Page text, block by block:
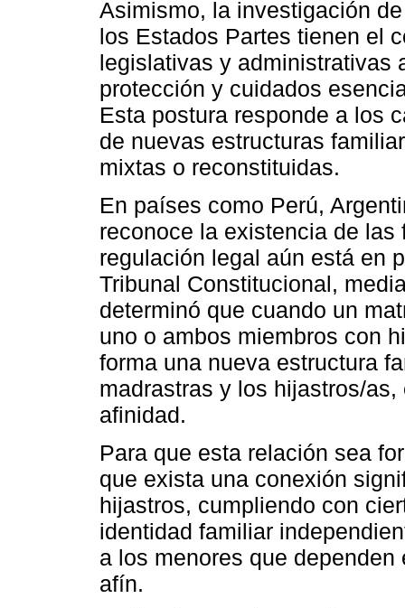
Asimismo, la investigación
los Estados Partes tienen el
legislativas y administrativas
protección y cuidados
Esta postura responde a los
de nuevas estructuras
mixtas o reconstituidas.
En países como Perú,
reconoce la existencia de
regulación legal aún está en
Tribunal Constitucional,
determinó que cuando un
uno o ambos miembros con
forma una nueva estructura
madrastras y los hijastros/
afinidad.
Para que esta relación sea
que exista una conexión
hijastros, cumpliendo con
identidad familiar
a los menores que
afín.